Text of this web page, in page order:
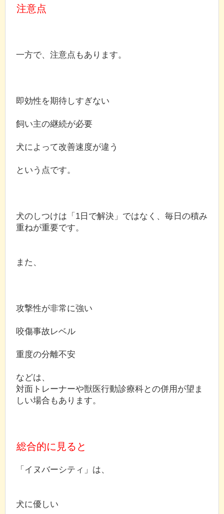
注意点
一方で、注意点もあります。
即効性を期待しすぎない
飼い主の継続が必要
犬によって改善速度が違う
という点です。
犬のしつけは「1日で解決」ではなく、毎日の積み
重ねが重要です。
また、
攻撃性が非常に強い
咬傷事故レベル
重度の分離不安
などは、
対面トレーナーや獣医行動診療科との併用が望ま
しい場合もあります。
総合的に見ると
「イヌバーシティ」は、
犬に優しい